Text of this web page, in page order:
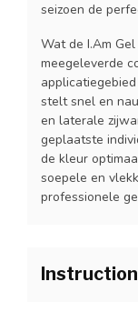
seizoen de
Wat de I.Am
meegeleverde
stelt snel en
en laterale
geplaatste
de kleur
soepele en
professionele